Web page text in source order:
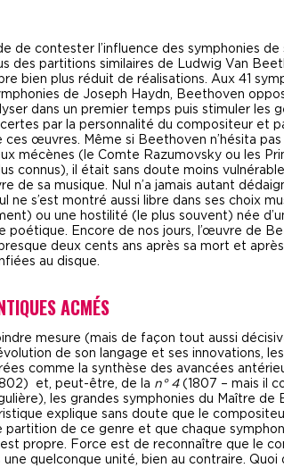
de contester l’influence des symphonies de
des partitions similaires de Ludwig Van
bien plus réduit de réalisations. Aux 41
de Joseph Haydn, Beethoven
dans un premier temps puis stimuler les
par la personnalité du compositeur et
ces œuvres. Même si Beethoven n’hésita pas
mécènes (le Comte Razumovsky ou les
connus), il était sans doute moins
de sa musique. Nul n’a jamais autant
s’est montré aussi libre dans ses choix
ou une hostilité (le plus souvent) née
Encore de nos jours, l’œuvre de
deux cents ans après sa mort et
au disque.
ACMÉS
mesure (mais de façon tout aussi
de son langage et ses innovations, les
comme la synthèse des avancées
et, peut-être, de la n° 4(1807 – mais il
les grandes symphonies du Maître de
explique sans doute que le
partition de ce genre et que chaque
propre. Force est de reconnaître que le
quelconque unité, bien au contraire. Quoi